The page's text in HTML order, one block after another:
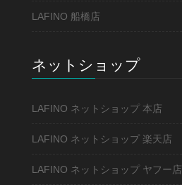
LAFINO 船橋店
ネットショップ
LAFINO ネットショップ 本店
LAFINO ネットショップ 楽天店
LAFINO ネットショップ ヤフー店